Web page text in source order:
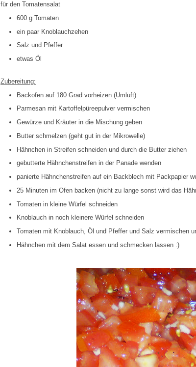
für den Tomatensalat
600 g Tomaten
ein paar Knoblauchzehen
Salz und Pfeffer
etwas Öl
Zubereitung:
Backofen auf 180 Grad vorheizen (Umluft)
Parmesan mit Kartoffelpüreepulver vermischen
Gewürze und Kräuter in die Mischung geben
Butter schmelzen (geht gut in der Mikrowelle)
Hähnchen in Streifen schneiden und durch die Butter ziehen
gebutterte Hähnchenstreifen in der Panade wenden
panierte Hähnchenstreifen auf ein Backblech mit Packpapier
25 Minuten im Ofen backen (nicht zu lange sonst wird das
Tomaten in kleine Würfel schneiden
Knoblauch in noch kleinere Würfel schneiden
Tomaten mit Knoblauch, Öl und Pfeffer und Salz vermischen
Hähnchen mit dem Salat essen und schmecken lassen :)